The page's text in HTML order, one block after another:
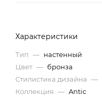
Характеристики
Тип — настенный
Цвет — бронза
Стилистика дизайна —
Коллекция — Antic